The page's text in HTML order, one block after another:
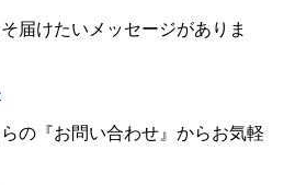
届けたいメッセージがありま
の『お問い合わせ』からお気軽